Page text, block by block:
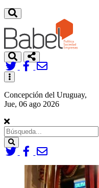
Toggle
navigation
Concepción del Uruguay,
Jue, 06 ago 2026
Search